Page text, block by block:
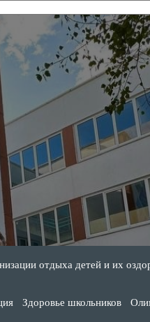
отдыха детей и их
Здоровье школьников